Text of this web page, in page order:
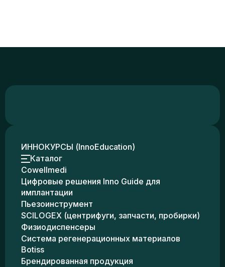
ИННОКУРСЫ (InnoEducation)
Каталог
Cowellmedi
Цифровые решения Inno Guide для
имплантации
Пьезоинструмент
SCILOGEX (центрифуги, запчасти, пробирки)
Физиодиспенсеры
Система регенерационных материалов
Botiss
Брендированная продукция